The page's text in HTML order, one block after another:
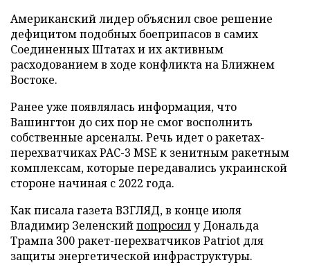
Американский лидер объяснил свое решение
дефицитом подобных боеприпасов в самих
Соединенных Штатах и их активным
расходованием в ходе конфликта на Ближнем
Востоке.
Ранее уже появлялась информация, что
Вашингтон до сих пор не смог восполнить
собственные арсеналы. Речь идет о ракетах-
перехватчиках PAC-3 MSE к зенитным ракетным
комплексам, которые передавались украинской
стороне начиная с 2022 года.
Как писала газета ВЗГЛЯД, в конце июля
Владимир Зеленскийпопросилу Дональда
Трампа 300 ракет-перехватчиков Patriot для
защиты энергетической инфраструктуры.